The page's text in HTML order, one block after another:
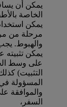
يمكن أن
الخاصة
يمكن
مرحلة من
والهبوط.
يمكن
على وسط
التثبيت)
المسؤولة
والموافقة
السفر،